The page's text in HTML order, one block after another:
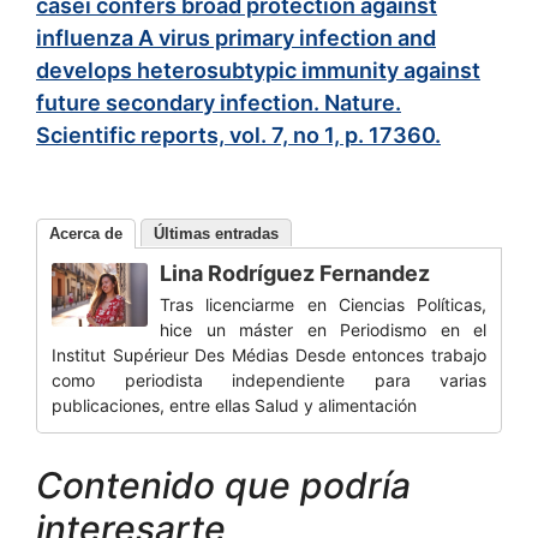
influenza A virus primary infection and
develops heterosubtypic immunity against
future secondary infection. Nature.
Scientific reports, vol. 7, no 1, p. 17360.
Acerca de Últimas entradas
Lina Rodríguez Fernandez
Tras licenciarme en Ciencias Políticas,
hice un máster en Periodismo en el
Institut Supérieur Des Médias Desde entonces trabajo
como periodista independiente para varias
publicaciones, entre ellas Salud y alimentación
Contenido que podría
interesarte